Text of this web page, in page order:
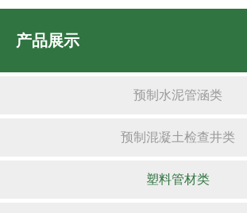
产品展示
预制水泥管涵类
预制混凝土检查井类
塑料管材类